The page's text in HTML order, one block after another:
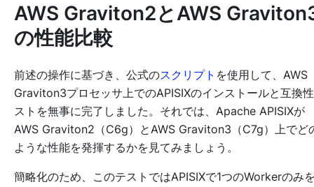
AWS Graviton2とAWS
の性能比較
前述の操作に基づき、公式のスクリプト を使用して、AWS
Graviton3プロセッサ上でのAPISIXのインストールと互換
ストを無事に完了しました。それでは、Apache APISIXが
AWS Graviton2（C6g）とAWS Graviton3（C7g）上でど
ような性能を発揮するかを見てみましょう。
簡略化のため、このテストではAPISIXで1つのWorkerのみ